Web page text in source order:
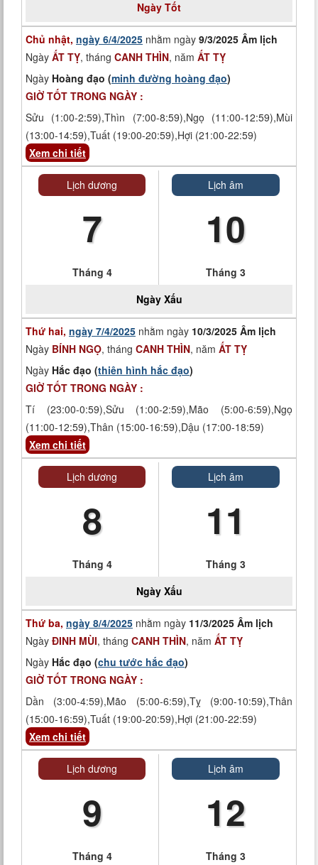
Ngày Tốt
Chủ nhật, ngày 6/4/2025 nhằm ngày 9/3/2025 Âm lịch
Ngày ẤT TỴ, tháng CANH THÌN, năm ẤT TỴ
Ngày Hoàng đạo (minh đường hoàng đạo)
GIỜ TỐT TRONG NGÀY :
Sửu (1:00-2:59),Thìn (7:00-8:59),Ngọ (11:00-12:59),Mùi
(13:00-14:59),Tuất (19:00-20:59),Hợi (21:00-22:59)
Xem chi tiết
Lịch dương
7
Tháng 4
Lịch âm
10
Tháng 3
Ngày Xấu
Thứ hai, ngày 7/4/2025 nhằm ngày 10/3/2025 Âm lịch
Ngày BÍNH NGỌ, tháng CANH THÌN, năm ẤT TỴ
Ngày Hắc đạo (thiên hình hắc đạo)
GIỜ TỐT TRONG NGÀY :
Tí (23:00-0:59),Sửu (1:00-2:59),Mão (5:00-6:59),Ngọ
(11:00-12:59),Thân (15:00-16:59),Dậu (17:00-18:59)
Xem chi tiết
Lịch dương
8
Tháng 4
Lịch âm
11
Tháng 3
Ngày Xấu
Thứ ba, ngày 8/4/2025 nhằm ngày 11/3/2025 Âm lịch
Ngày ĐINH MÙI, tháng CANH THÌN, năm ẤT TỴ
Ngày Hắc đạo (chu tước hắc đạo)
GIỜ TỐT TRONG NGÀY :
Dần (3:00-4:59),Mão (5:00-6:59),Tỵ (9:00-10:59),Thân
(15:00-16:59),Tuất (19:00-20:59),Hợi (21:00-22:59)
Xem chi tiết
Lịch dương
9
Tháng 4
Lịch âm
12
Tháng 3